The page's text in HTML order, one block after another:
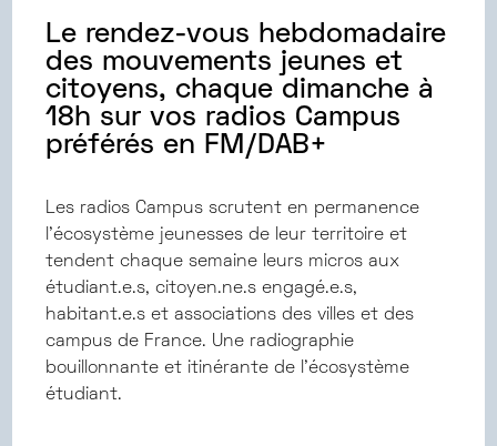
Le rendez-vous hebdomadaire
des mouvements jeunes et
citoyens, chaque dimanche à
18h sur vos radios Campus
préférés en FM/DAB+
Les radios Campus scrutent en permanence
l'écosystème jeunesses de leur territoire et
tendent chaque semaine leurs micros aux
étudiant.e.s, citoyen.ne.s engagé.e.s,
habitant.e.s et associations des villes et des
campus de France. Une radiographie
bouillonnante et itinérante de l’écosystème
étudiant.